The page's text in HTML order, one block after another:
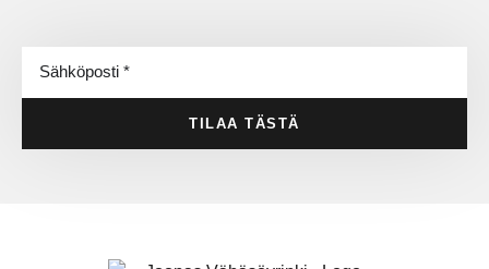
TILAA TÄSTÄ